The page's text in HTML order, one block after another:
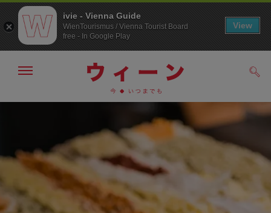
へ
ジ
プ
メ
非
示
る
ivie - Vienna Guide
WienTourismus / Vienna Tourist Board
free - In Google Play
View